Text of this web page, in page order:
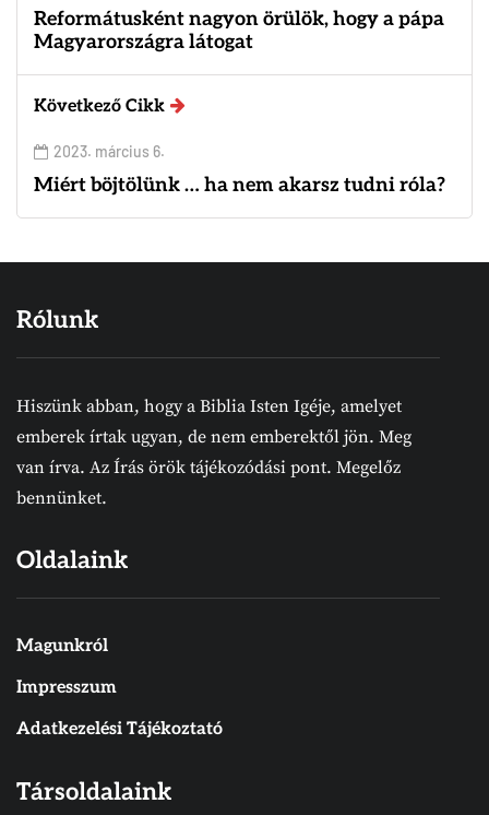
Reformátusként nagyon örülök, hogy a pápa
Magyarországra látogat
Következő Cikk
2023. március 6.
Miért böjtölünk … ha nem akarsz tudni róla?
Rólunk
Hiszünk abban, hogy a Biblia Isten Igéje, amelyet
emberek írtak ugyan, de nem emberektől jön. Meg
van írva. Az Írás örök tájékozódási pont. Megelőz
bennünket.
Oldalaink
Magunkról
Impresszum
Adatkezelési Tájékoztató
Társoldalaink